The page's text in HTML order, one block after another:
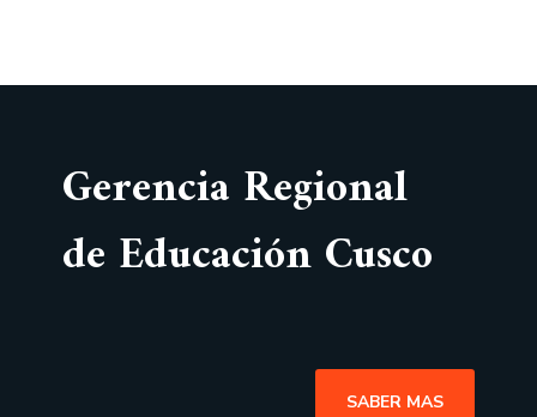
Gerencia Regional
de Educación Cusco
SABER MAS